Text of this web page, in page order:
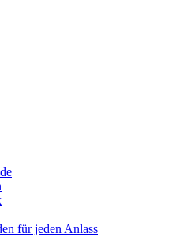
für jeden Anlass